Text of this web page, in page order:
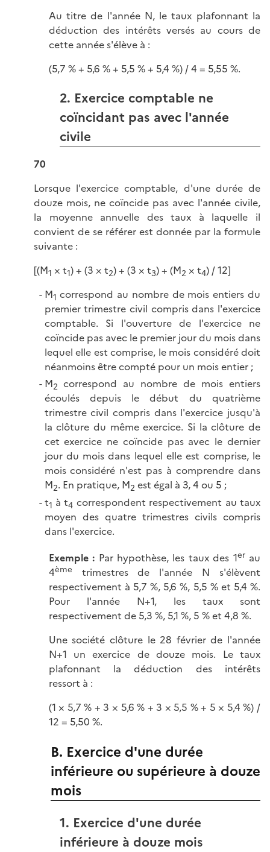
Au titre de l'année N, le taux plafonnant la
déduction des intérêts versés au cours de
cette années'élève à :
(5,7 % + 5,6 % + 5,5 % + 5,4 %) / 4 = 5,55 %.
2. Exercice comptable ne
coïncidant pas avec l'année
civile
70
Lorsque l'exercice comptable, d'une durée de
douze mois, ne coïncide pas avec l'année civile,
la moyenne annuelle des taux à laquelle il
convient de se référer est donnée par la formule
suivante :
[(M1 × t1) + (3 × t2) + (3 × t3) + (M2 × t4) / 12]
M1 correspond au nombre de mois entiers du
premier trimestre civil compris dans l'exercice
comptable. Si l'ouverture de l'exercice ne
coïncide pas avec le premier jour du mois dans
lequel elle est comprise, le mois considéré doit
néanmoins être compté pour un moisentier ;
M2 correspond au nombre de mois entiers
écoulés depuis le début du quatrième
trimestre civil compris dans l'exercice jusqu'à
la clôture du même exercice. Si la clôture de
cet exercice ne coïncide pas avec le dernier
jour du mois dans lequel elle est comprise, le
mois considéré n'est pas à comprendre dans
M2. En pratique, M2 est égal à 3, 4 ou 5 ;
t1 à t4 correspondent respectivement au taux
moyen des quatre trimestres civils compris
dans l'exercice.
Exemple : Par hypothèse, les taux des 1erau
4ème
trimestres de l'année N s'élèvent
respectivement à 5,7 %, 5,6 %, 5,5 % et 5,4 %.
Pour l'année N+1, les taux sont
respectivement de 5,3 %, 5,1 %, 5 % et 4,8 %.
Une société clôture le 28 février de l'année
N+1 un exercice de douze mois. Le taux
plafonnant la déduction des intérêts
ressort à :
(1 × 5,7 % + 3 × 5,6 % + 3 × 5,5 % + 5 × 5,4 %) /
12 = 5,50 %.
B. Exercice d'une durée
inférieure ou supérieure à douze
mois
1. Exercice d'une durée
inférieure à douze mois